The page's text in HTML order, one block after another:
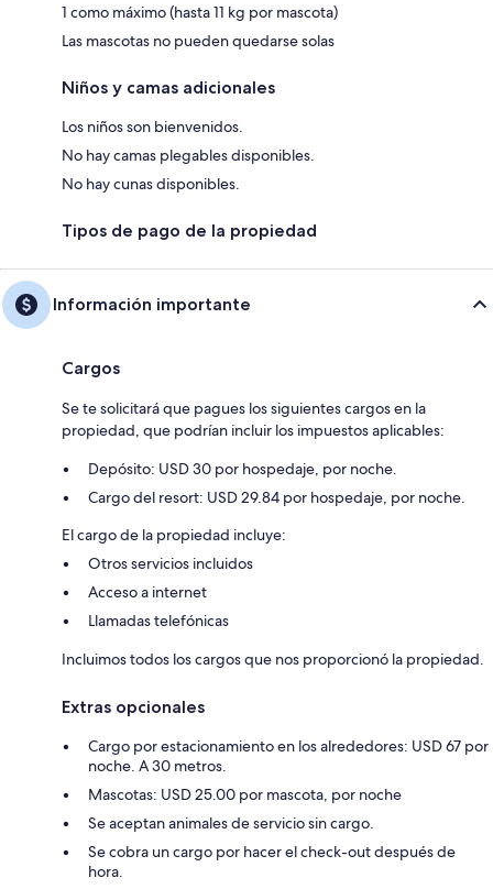
1 como máximo (hasta 11 kg por mascota)
Las mascotas no pueden quedarse solas
Niños y camas adicionales
Los niños son bienvenidos.
No hay camas plegables disponibles.
No hay cunas disponibles.
Tipos de pago de la propiedad
Información importante
Cargos
Se te solicitará que pagues los siguientes cargos en la
propiedad, que podrían incluir los impuestos aplicables:
Depósito: USD 30 por hospedaje, por noche.
Cargo del resort: USD 29.84 por hospedaje, por noche.
El cargo de la propiedad incluye:
Otros servicios incluidos
Acceso a internet
Llamadas telefónicas
Incluimos todos los cargos que nos proporcionó la propiedad.
Extras opcionales
Cargo por estacionamiento en los alrededores: USD 67 por
noche. A 30 metros.
Mascotas: USD 25.00 por mascota, por noche
Se aceptan animales de servicio sin cargo.
Se cobra un cargo por hacer el check-out después de
hora.